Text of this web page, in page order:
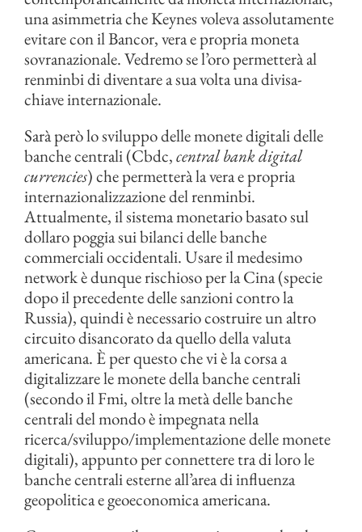
una asimmetria che Keynes voleva assolutamente
evitare con il Bancor, vera e propria moneta
sovranazionale. Vedremo se l’oro permetterà al
renminbi di diventare a sua volta una divisa-
chiave internazionale.
Sarà però lo sviluppo delle monete digitali delle
banche centrali (Cbdc,central bank digital
currencies) che permetterà la vera e propria
internazionalizzazione del renminbi.
Attualmente, il sistema monetario basato sul
dollaro poggia sui bilanci delle banche
commerciali occidentali. Usare il medesimo
network è dunque rischioso per la Cina (specie
dopo il precedente delle sanzioni contro la
Russia), quindi è necessario costruire un altro
circuito disancorato da quello della valuta
americana. È per questo che vi è la corsa a
digitalizzare le monete della banche centrali
(secondo il Fmi, oltre la metà delle banche
centrali del mondo è impegnata nella
ricerca/sviluppo/implementazione delle monete
digitali), appunto per connettere tra di loro le
banche centrali esterne all’area di influenza
geopolitica e geoeconomica americana.